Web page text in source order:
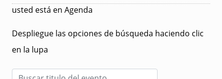
usted está en Agenda
Despliegue las opciones de búsqueda haciendo clic
en la lupa